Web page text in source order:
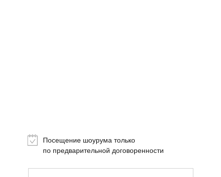
Посещение шоурума только
по предварительной договоренности